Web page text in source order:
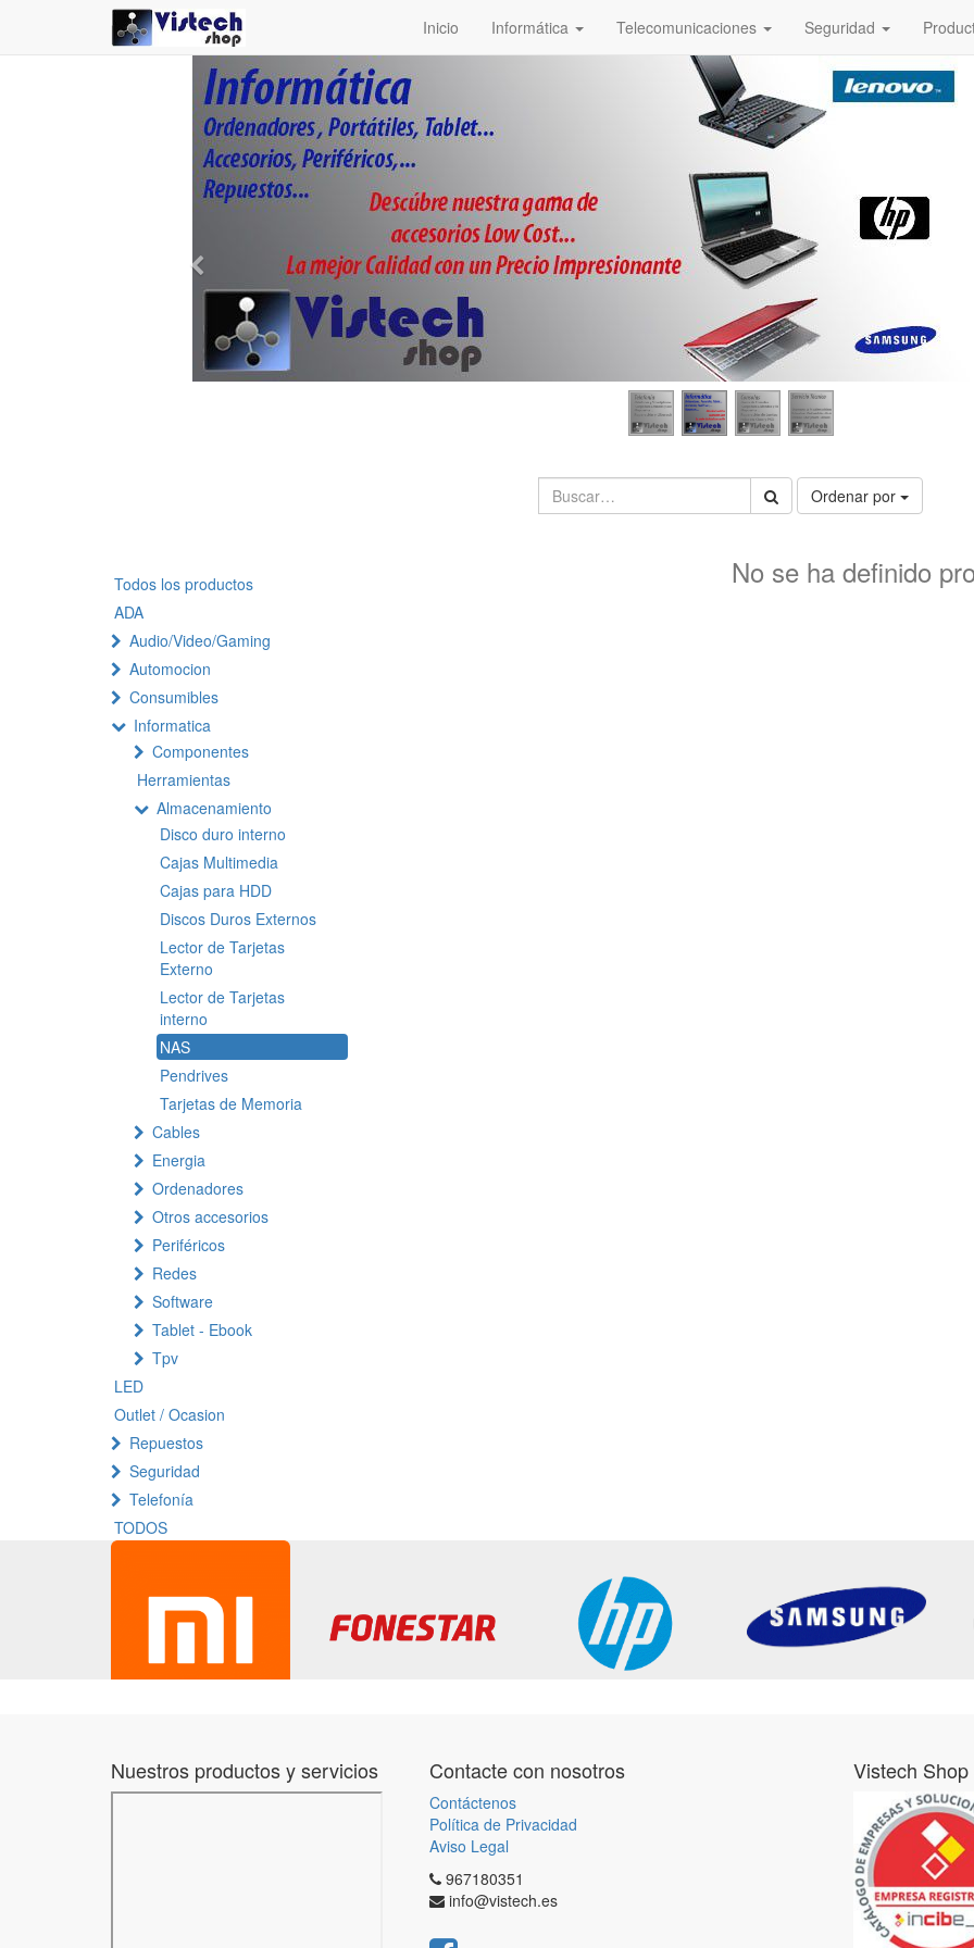
Inicio Informática Telecomunicaciones Seguridad
Ordenar por
Todos los productos
ADA
Audio/Video/Gaming
Automocion
Consumibles
Informatica
Componentes
Herramientas
Almacenamiento
Disco duro interno
Cajas Multimedia
Cajas para HDD
Discos Duros Externos
Lector de Tarjetas
Externo
Lector de Tarjetas
interno
NAS
Pendrives
Tarjetas de Memoria
Cables
Energia
Ordenadores
Otros accesorios
Periféricos
Redes
Software
Tablet - Ebook
Tpv
LED
Outlet / Ocasion
Repuestos
Seguridad
Telefonía
TODOS
No se ha definido
Nuestros productos y servicios Contacte con nosotros
Contáctenos
Política de Privacidad
Aviso Legal
967180351
info@vistech.es
Vistech Shop